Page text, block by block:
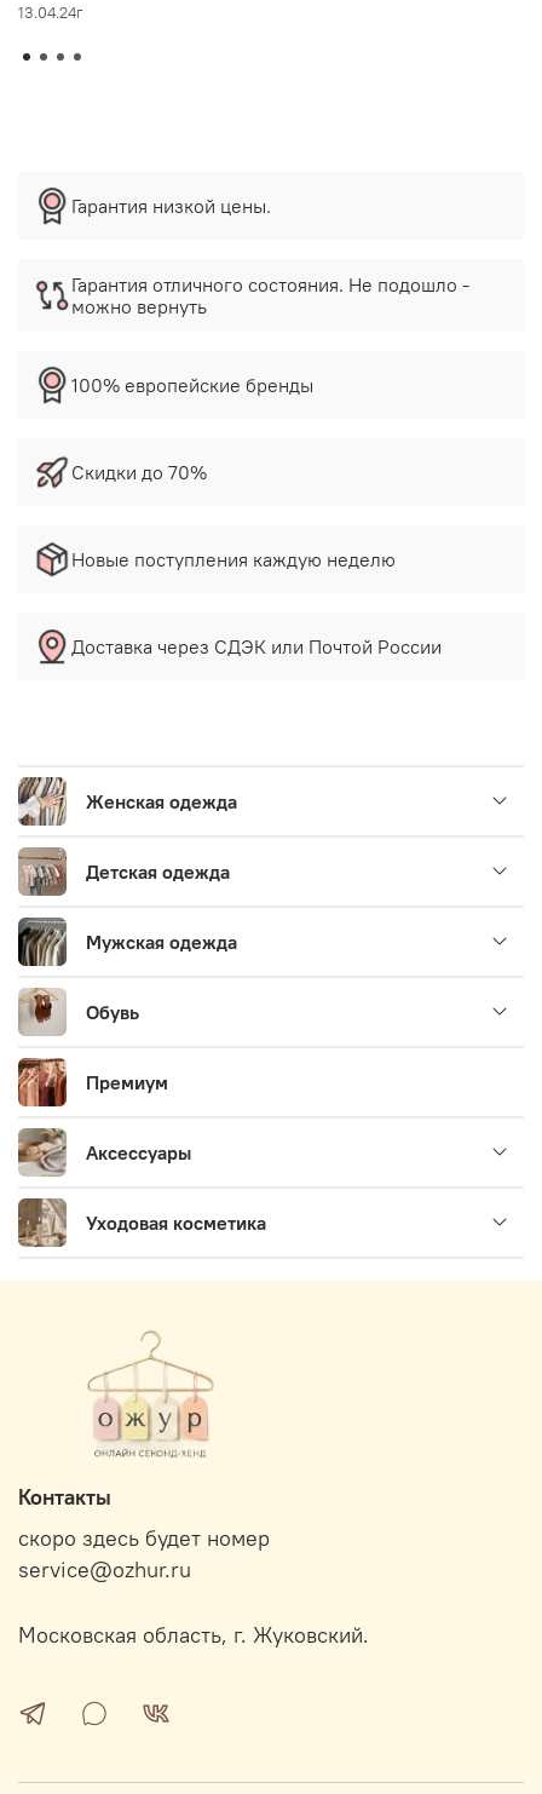
13.04.24г
Гарантия низкой цены.
Гарантия отличного состояния. Не подошло -
можно вернуть
100% европейские бренды
Скидки до 70%
Новые поступления каждую неделю
Доставка через СДЭК или Почтой России
Женская одежда
Детская одежда
Мужская одежда
Обувь
Премиум
Аксессуары
Уходовая косметика
Контакты
скоро здесь будет номер
service@ozhur.ru
Московская область, г. Жуковский.